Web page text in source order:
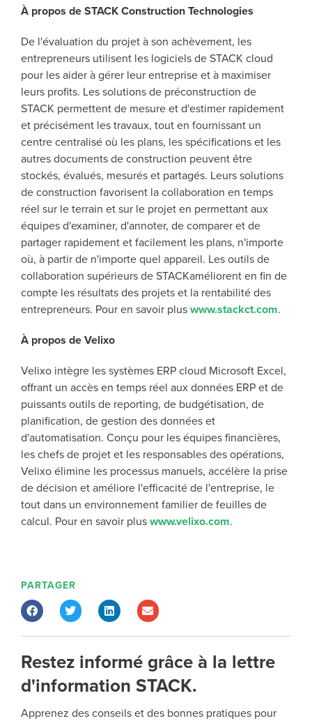
À propos de STACK Construction Technologies
De l'évaluation du projet à son achèvement, les
entrepreneurs utilisent les logiciels de STACK cloud
pour les aider à gérer leur entreprise et à maximiser
leurs profits. Les solutions de préconstruction de
STACK permettent de mesure et d'estimer rapidement
et précisément les travaux, tout en fournissant un
centre centralisé où les plans, les spécifications et les
autres documents de construction peuvent être
stockés, évalués, mesurés et partagés. Leurs solutions
de construction favorisent la collaboration en temps
réel sur le terrain et sur le projet en permettant aux
équipes d'examiner, d'annoter, de comparer et de
partager rapidement et facilement les plans, n'importe
où, à partir de n'importe quel appareil. Les outils de
collaboration supérieurs de STACKaméliorent en fin de
compte les résultats des projets et la rentabilité des
entrepreneurs. Pour en savoir plus www.stackct.com.
À propos de Velixo
Velixo intègre les systèmes ERP cloud Microsoft Excel,
offrant un accès en temps réel aux données ERP et de
puissants outils de reporting, de budgétisation, de
planification, de gestion des données et
d'automatisation. Conçu pour les équipes financières,
les chefs de projet et les responsables des opérations,
Velixo élimine les processus manuels, accélère la prise
de décision et améliore l'efficacité de l'entreprise, le
tout dans un environnement familier de feuilles de
calcul. Pour en savoir plus www.velixo.com.
PARTAGER
Restez informé grâce à la lettre
d'information STACK.
Apprenez des conseils et des bonnes pratiques pour